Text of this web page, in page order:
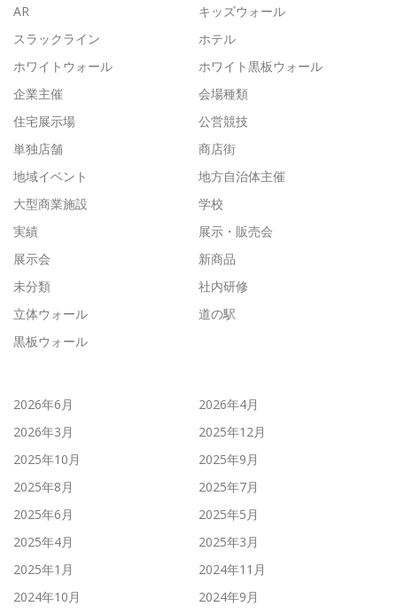
AR
キッズウォール
スラックライン
ホテル
ホワイトウォール
ホワイト黒板ウォール
企業主催
会場種類
住宅展示場
公営競技
単独店舗
商店街
地域イベント
地方自治体主催
大型商業施設
学校
実績
展示・販売会
展示会
新商品
未分類
社内研修
立体ウォール
道の駅
黒板ウォール
2026年6月
2026年4月
2026年3月
2025年12月
2025年10月
2025年9月
2025年8月
2025年7月
2025年6月
2025年5月
2025年4月
2025年3月
2025年1月
2024年11月
2024年10月
2024年9月